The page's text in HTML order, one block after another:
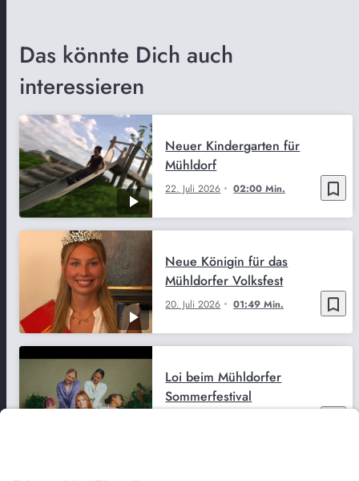
Das könnte Dich auch
interessieren
bookmark_border
22. Juli 2026 02:00 Min.
Neuer Kindergarten für
Mühldorf
bookmark_border
20. Juli 2026 01:49 Min.
Neue Königin für das
Mühldorfer Volksfest
Loi beim Mühldorfer
Sommerfestival